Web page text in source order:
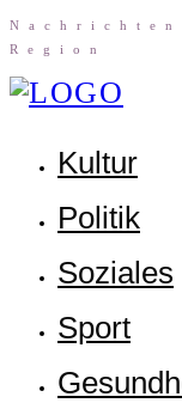
Region
Kul­tur
Poli­tik
Sozia­les
Sport